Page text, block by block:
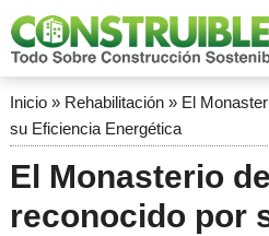
Inicio» Rehabilitación» El
su Eficiencia Energética
El Monasterio
reconocido por